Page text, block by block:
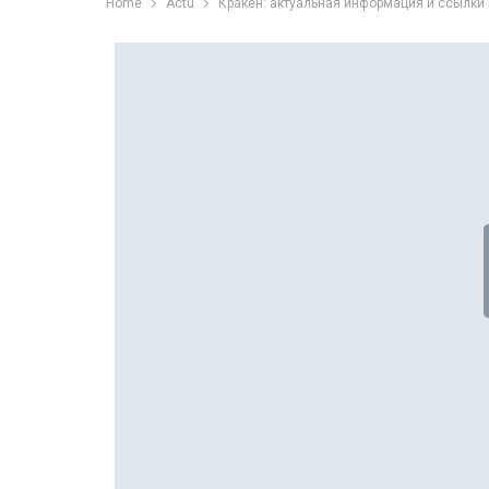
Home Actu Кракен: актуальная информация и ссылки